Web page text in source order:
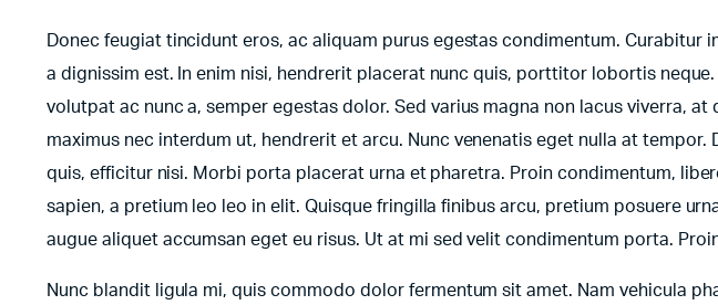
Donec feugiat tincidunt eros, ac aliquam purus egestas condimentum. Curabitur
a dignissim est. In enim nisi, hendrerit placerat nunc quis, porttitor lobortis
volutpat ac nunc a, semper egestas dolor. Sed varius magna non lacus viverra, at
maximus nec interdum ut, hendrerit et arcu. Nunc venenatis eget nulla at tempor.
quis, efficitur nisi. Morbi porta placerat urna et pharetra. Proin condimentum,
sapien, a pretium leo leo in elit. Quisque fringilla finibus arcu, pretium posuere
augue aliquet accumsan eget eu risus. Ut at mi sed velit condimentum porta.
Nunc blandit ligula mi, quis commodo dolor fermentum sit amet. Nam vehicula